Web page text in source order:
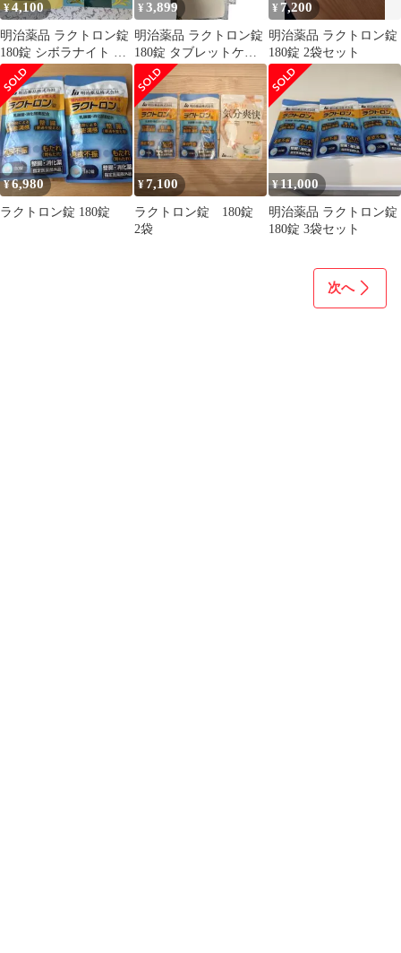
¥4,100
明治薬品 ラクトロン錠
180錠 シボラナイト ハ
ーブティー
¥ 3,899
明治薬品 ラクトロン錠
180錠 タブレットケー
ス付き
¥ 7,200
明治薬品 ラクトロン錠
180錠 2袋セット
¥6,980
ラクトロン錠 180錠
¥7,100
ラクトロン錠 180錠
2袋
¥11,000
明治薬品 ラクトロン錠
180錠 3袋セット
次へ